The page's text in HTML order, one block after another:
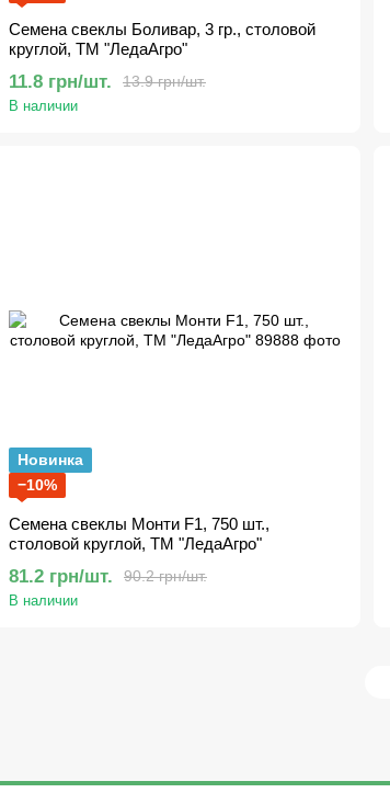
Семена свеклы Боливар, 3 гр., столовой
круглой, ТМ "ЛедаАгро"
13.9 грн/шт.
11.8 грн/шт.
В наличии
Новинка
−10%
Семена свеклы Монти F1, 750 шт.,
столовой круглой, ТМ "ЛедаАгро"
90.2 грн/шт.
81.2 грн/шт.
В наличии